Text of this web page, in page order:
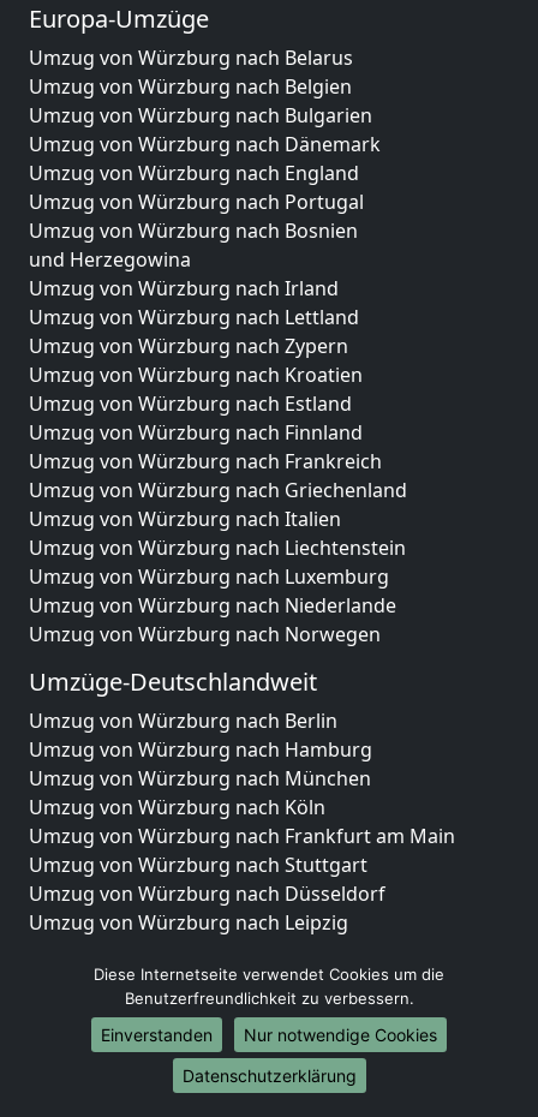
Europa-Umzüge
Umzug von Würzburg nach Belarus
Umzug von Würzburg nach Belgien
Umzug von Würzburg nach Bulgarien
Umzug von Würzburg nach Dänemark
Umzug von Würzburg nach England
Umzug von Würzburg nach Portugal
Umzug von Würzburg nach Bosnien
und Herzegowina
Umzug von Würzburg nach Irland
Umzug von Würzburg nach Lettland
Umzug von Würzburg nach Zypern
Umzug von Würzburg nach Kroatien
Umzug von Würzburg nach Estland
Umzug von Würzburg nach Finnland
Umzug von Würzburg nach Frankreich
Umzug von Würzburg nach Griechenland
Umzug von Würzburg nach Italien
Umzug von Würzburg nach Liechtenstein
Umzug von Würzburg nach Luxemburg
Umzug von Würzburg nach Niederlande
Umzug von Würzburg nach Norwegen
Umzüge-Deutschlandweit
Umzug von Würzburg nach Berlin
Umzug von Würzburg nach Hamburg
Umzug von Würzburg nach München
Umzug von Würzburg nach Köln
Umzug von Würzburg nach Frankfurt am Main
Umzug von Würzburg nach Stuttgart
Umzug von Würzburg nach Düsseldorf
Umzug von Würzburg nach Leipzig
Umzug von Würzburg nach Essen
Umzug von Würzburg nach Bremen
Umzug von Würzburg nach Dresden
Umzug von Würzburg nach Hannover
Umzug von Würzburg nach Nürnberg
Diese Internetseite verwendet Cookies um die
Benutzerfreundlichkeit zu verbessern.
Einverstanden
Nur notwendige Cookies
Datenschutzerklärung